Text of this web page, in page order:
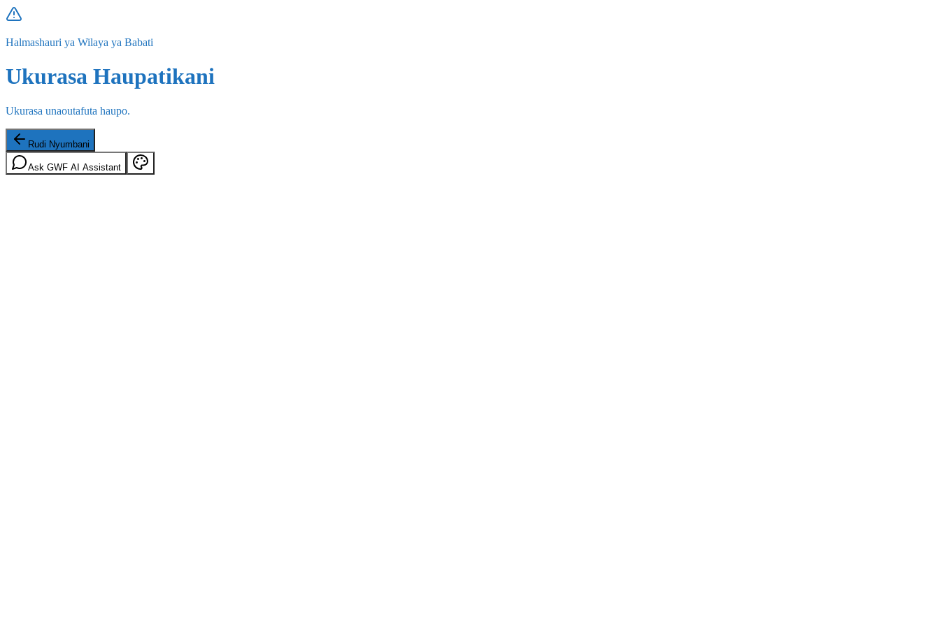
Halmashauri ya Wilaya ya Babati
Ukurasa Haupatikani
Ukurasa unaoutafuta haupo.
Rudi Nyumbani
Ask GWF AI Assistant